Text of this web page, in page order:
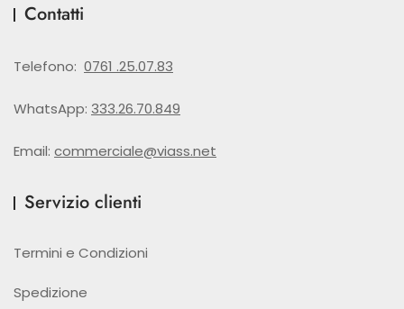
Contatti
Telefono: 0761 .25.07.83
WhatsApp: 333.26.70.849
Email: commerciale@viass.net
Servizio clienti
Termini e Condizioni
Spedizione